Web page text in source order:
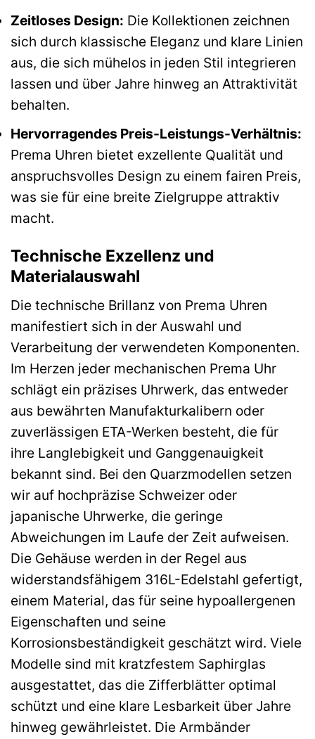
Zeitloses Design: Die Kollektionen zeichnen
sich durch klassische Eleganz und klare Linien
aus, die sich mühelos in jeden Stil integrieren
lassen und über Jahre hinweg an Attraktivität
behalten.
Hervorragendes Preis-Leistungs-Verhältnis:
Prema Uhren bietet exzellente Qualität und
anspruchsvolles Design zu einem fairen Preis,
was sie für eine breite Zielgruppe attraktiv
macht.
Technische Exzellenz und
Materialauswahl
Die technische Brillanz von Prema Uhren
manifestiert sich in der Auswahl und
Verarbeitung der verwendeten Komponenten.
Im Herzen jeder mechanischen Prema Uhr
schlägt ein präzises Uhrwerk, das entweder
aus bewährten Manufakturkalibern oder
zuverlässigen ETA-Werken besteht, die für
ihre Langlebigkeit und Ganggenauigkeit
bekannt sind. Bei den Quarzmodellen setzen
wir auf hochpräzise Schweizer oder
japanische Uhrwerke, die geringe
Abweichungen im Laufe der Zeit aufweisen.
Die Gehäuse werden in der Regel aus
widerstandsfähigem 316L-Edelstahl gefertigt,
einem Material, das für seine hypoallergenen
Eigenschaften und seine
Korrosionsbeständigkeit geschätzt wird. Viele
Modelle sind mit kratzfestem Saphirglas
ausgestattet, das die Zifferblätter optimal
schützt und eine klare Lesbarkeit über Jahre
hinweg gewährleistet. Die Armbänder